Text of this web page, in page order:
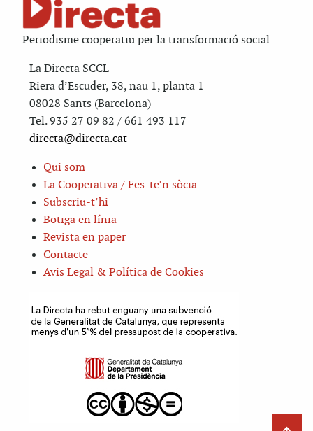
Periodisme cooperatiu per la transformació social
La Directa SCCL
Riera d’Escuder, 38, nau 1, planta 1
08028 Sants (Barcelona)
Tel. 935 27 09 82 / 661 493 117
directa@directa.cat
Qui som
La Cooperativa / Fes-te’n sòcia
Subscriu-t’hi
Botiga en línia
Revista en paper
Contacte
Avis Legal & Política de Cookies